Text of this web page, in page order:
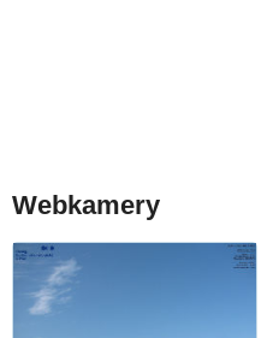
Webkamery